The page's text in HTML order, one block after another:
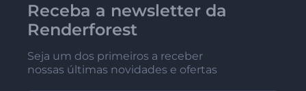
Receba a newsletter da
Renderforest
Seja um dos primeiros a receber
nossas últimas novidades e ofertas